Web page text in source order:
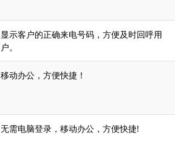
显示客户的正确来电号码，方便及时回呼用
户。
移动办公，方便快捷！
无需电脑登录，移动办公，方便快捷!